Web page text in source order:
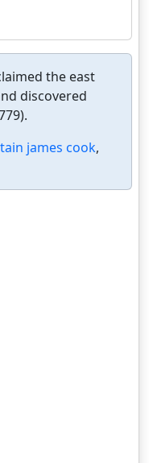
the east
discovered
james cook,